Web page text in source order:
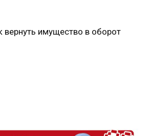
вернуть имущество в оборот